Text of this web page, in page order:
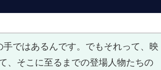
ではあるんです。でもそれって、映
、そこに至るまでの登場人物たちの